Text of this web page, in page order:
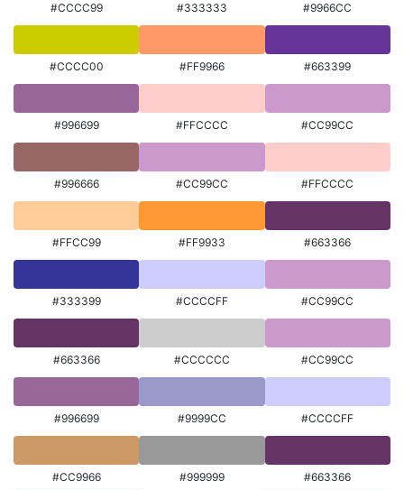
#CCCC99 #333333 #9966CC
#CCCC00 #FF9966 #663399
#996699 #FFCCCC #CC99CC
#996666 #CC99CC #FFCCCC
#FFCC99 #FF9933 #663366
#333399 #CCCCFF #CC99CC
#663366 #CCCCCC #CC99CC
#996699 #9999CC #CCCCFF
#CC9966 #999999 #663366